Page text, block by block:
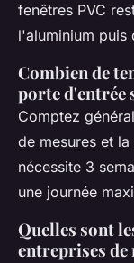
fenêtres PVC
l'aluminium puis
Combien de
porte d'entrée
Comptez
de mesures et
nécessite 3
une journée
Quelles sont
entreprises de